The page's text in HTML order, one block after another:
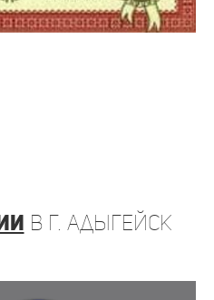
в г. Адыгейск